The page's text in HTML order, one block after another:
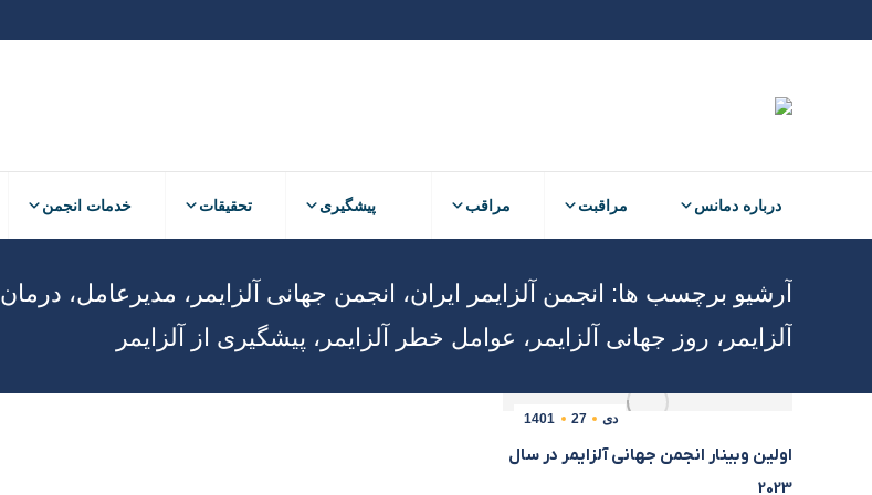
درباره دمانس مراقبت پیشگیری مراقب تحقیقات خدمات انجمن
آرشیو برچسب ها: انجمن آلزایمر ایران، انجمن جهانی آلزایمر، مدیرعامل، درمان
آلزایمر، روز جهانی آلزایمر، عوامل خطر آلزایمر، پیشگیری از آلزایمر
دی 27
1401
اولین وبینار انجمن جهانی آلزایمر در سال
2023